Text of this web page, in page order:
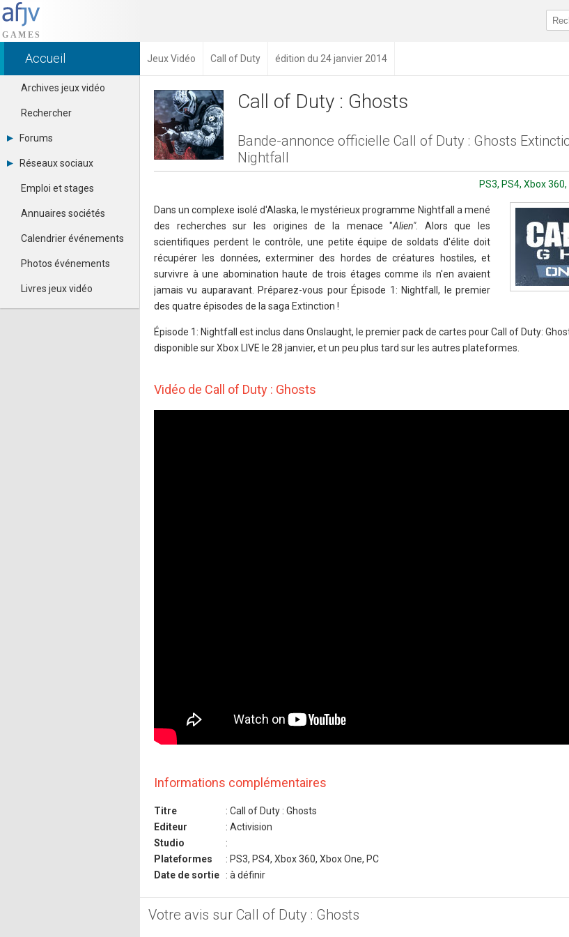
Accueil Jeux Vidéo Call of Duty édition du 24 janvier 2014
Archives jeux vidéo
Rechercher
Forums
Tous les forums
Se connecter
Contacter un modérateur
Réseaux sociaux
Dailymotion
Facebook
Google+
Pinterest
Youtube
Emploi et stages
Annuaires sociétés
Calendrier événements
Photos événements
Livres jeux vidéo
Call of Duty : Ghosts
Bande-annonce officielle Call of Duty : Ghosts
Nightfall
PS3, PS4, Xbox
Dans un complexe isolé d'Alaska, le mystérieux programme Nightfall a mené
des recherches sur les origines de la menace "Alien". Alors que les
scientifiques perdent le contrôle, une petite équipe de soldats d'élite doit
récupérer les données, exterminer des hordes de créatures hostiles, et
survivre à une abomination haute de trois étages comme ils n'en avaient
jamais vu auparavant. Préparez-vous pour Épisode 1: Nightfall, le premier
des quatre épisodes de la saga Extinction !
Épisode 1: Nightfall est inclus dans Onslaught, le premier pack de cartes pour Call of Duty:
disponible sur Xbox LIVE le 28 janvier, et un peu plus tard sur les autres plateformes.
Vidéo de Call of Duty : Ghosts
Informations complémentaires
Titre
: Call of Duty : Ghosts
Editeur
: Activision
Studio
:
Plateformes
: PS3, PS4, Xbox 360, Xbox One, PC
Date de sortie
: à définir
Votre avis sur Call of Duty : Ghosts